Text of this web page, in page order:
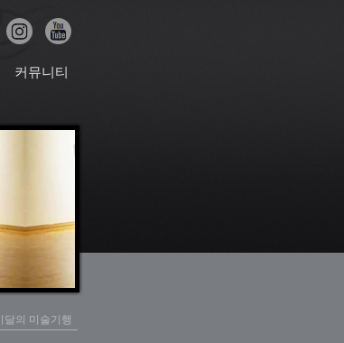
커뮤니티
달의 미술기행